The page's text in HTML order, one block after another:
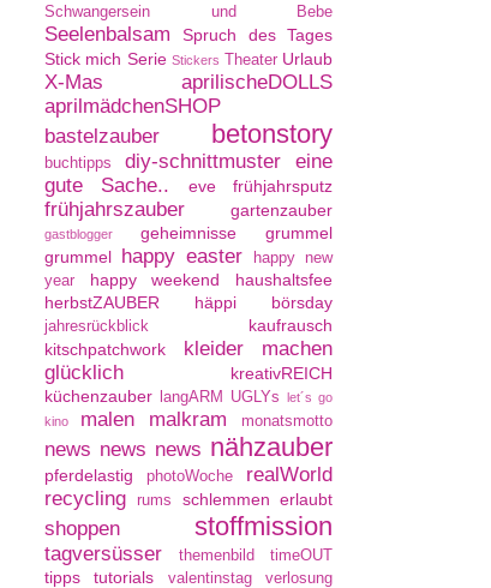
Schwangersein und Bebe
Seelenbalsam
Spruch des Tages
Stick mich Serie Stickers Theater Urlaub
X-Mas
aprilischeDOLLS
aprilmädchenSHOP
bastelzauber
betonstory
buchtipps diy-schnittmuster
eine
gute Sache..
eve frühjahrsputz
frühjahrszauber gartenzauber
gastblogger geheimnisse
grummel
grummel happy easter
happy new
year
happy weekend
haushaltsfee
herbstZAUBER
häppi börsday
jahresrückblick
kaufrausch
kitschpatchwork
kleider machen
glücklich
kreativREICH
küchenzauber
langARM UGLYs let´s go
kino
malen malkram monatsmotto
news news news nähzauber
pferdelastig photoWoche
realWorld
recycling
rums schlemmen erlaubt
shoppen stoffmission
tagversüsser themenbild timeOUT
tipps tutorials valentinstag verlosung